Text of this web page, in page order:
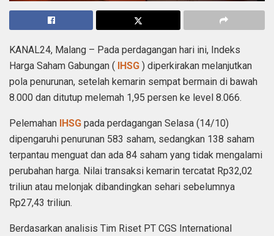
KANAL24, Malang – Pada perdagangan hari ini, Indeks
Harga Saham Gabungan (
IHSG ) diperkirakan melanjutkan
pola penurunan, setelah kemarin sempat bermain di bawah
8.000 dan ditutup melemah 1,95 persen ke level 8.066.
Pelemahan IHSG pada perdagangan Selasa (14/10)
dipengaruhi penurunan 583 saham, sedangkan 138 saham
terpantau menguat dan ada 84 saham yang tidak mengalami
perubahan harga. Nilai transaksi kemarin tercatat Rp32,02
triliun atau melonjak dibandingkan sehari sebelumnya
Rp27,43 triliun.
Berdasarkan analisis Tim Riset PT CGS International